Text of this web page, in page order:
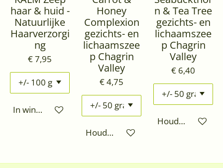
haar & huid -
Natuurlijke
Haarverzorgi
ng
€ 7,95
In winkelwagen
Honey
Complexion
gezichts- en
lichaamszee
p Chagrin
Valley
€ 4,75
Houd mij op de hoogte
n & Tea Tree
gezichts- en
lichaamszee
p Chagrin
Valley
€ 6,40
Houd mij op de